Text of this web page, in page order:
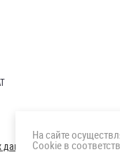
данных
На сайте
Cookie в